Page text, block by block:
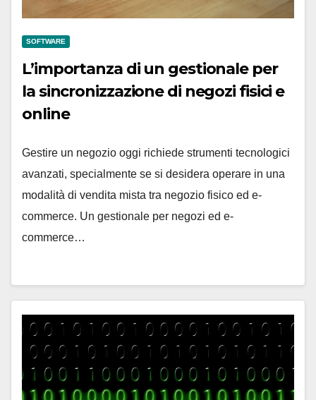
SOFTWARE
L’importanza di un gestionale per
la sincronizzazione di negozi fisici e
online
Gestire un negozio oggi richiede strumenti tecnologici
avanzati, specialmente se si desidera operare in una
modalità di vendita mista tra negozio fisico ed e-
commerce. Un gestionale per negozi ed e-
commerce…